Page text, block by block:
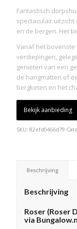
Fantastisch
spectaculair
en de bergen. Het
Vanaf het
verdiepingen,
genieten van een
de hangmatten of
bergketen en het
Bekijk aanbieding
SKU: 82efd0466d79
Beschrijving
Beschrijving
Roser (Roser
via